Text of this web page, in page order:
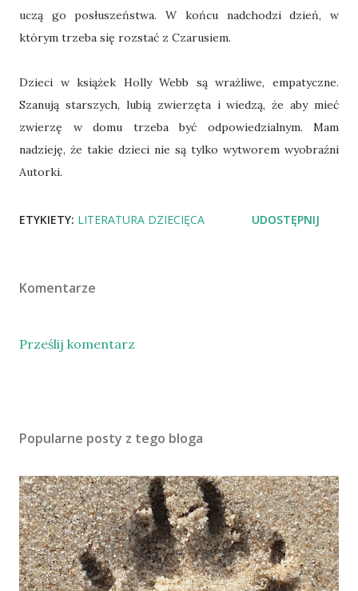
uczą go posłuszeństwa. W końcu nadchodzi dzień, w
którym trzeba się rozstać z Czarusiem.
Dzieci w książek Holly Webb są wrażliwe, empatyczne.
Szanują starszych, lubią zwierzęta i wiedzą, że aby mieć
zwierzę w domu trzeba być odpowiedzialnym. Mam
nadzieję, że takie dzieci nie są tylko wytworem wyobraźni
Autorki.
ETYKIETY: LITERATURA DZIECIĘCA UDOSTĘPNIJ
Komentarze
Prześlij komentarz
Popularne posty z tego bloga